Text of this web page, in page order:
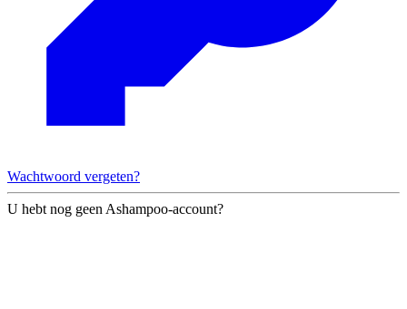
Wachtwoord vergeten?
U hebt nog geen Ashampoo-account?